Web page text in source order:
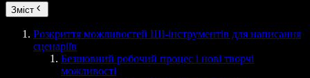
Зміст
Розкриття можливостей ШІ-інструментів для написання
сценаріїв
Безшовний робочий процес і нові творчі
можливості